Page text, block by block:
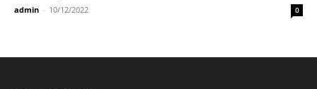
admin - 10/12/2022 0